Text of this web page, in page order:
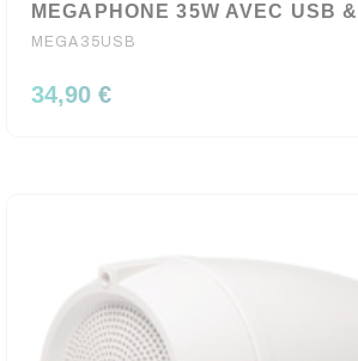
MEGAPHONE 35W AVEC USB
MEGA35USB
34,90 €